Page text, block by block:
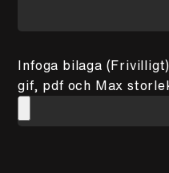
Infoga bilaga
gif, pdf och Max